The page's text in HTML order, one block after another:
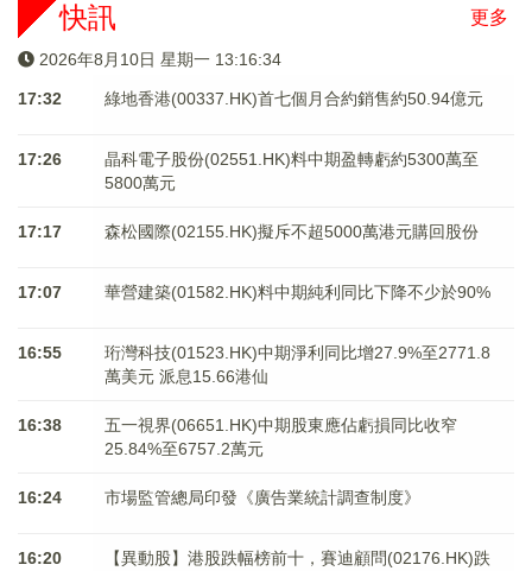
更多
快訊
2026年8月10日 星期一 13:16:35
17:32 綠地香港(00337.HK)首七個月合約銷售約50.94億元
17:26
晶科電子股份(02551.HK)料中期盈轉虧約5300萬至
5800萬元
17:17 森松國際(02155.HK)擬斥不超5000萬港元購回股份
17:07 華營建築(01582.HK)料中期純利同比下降不少於90%
16:55
珩灣科技(01523.HK)中期淨利同比增27.9%至2771.8
萬美元 派息15.66港仙
16:38
五一視界(06651.HK)中期股東應佔虧損同比收窄
25.84%至6757.2萬元
16:24 市場監管總局印發《廣告業統計調查制度》
16:20
【異動股】港股跌幅榜前十，賽迪顧問(02176.HK)跌